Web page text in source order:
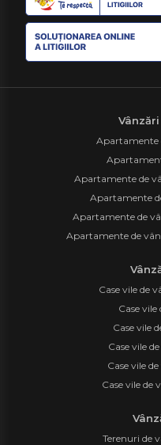
Apartamente
Apartamente de
Apartamente
Apartamente de
Apartamente de
Case vile de
Case
Case vile
Case vile
Case vile
Case vile
Terenuri de